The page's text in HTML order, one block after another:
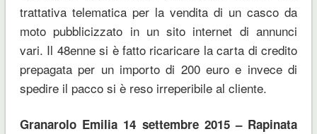
trattativa telematica per la vendita di un casco da
moto pubblicizzato in un sito internet di annunci
vari. Il 48enne si è fatto ricaricare la carta di credito
prepagata per un importo di 200 euro e invece di
spedire il pacco si è reso irreperibile al cliente.
Granarolo Emilia 14 settembre 2015 – Rapinata